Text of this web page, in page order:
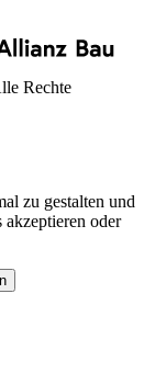
Rechte
zu gestalten und
akzeptieren oder